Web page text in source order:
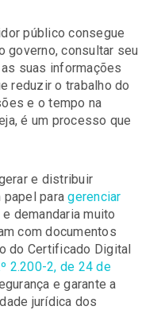
público consegue
governo, consultar seu
suas informações
reduzir o trabalho do
e o tempo na
é um processo que
e distribuir
papel paragerenciar
demandaria muito
com documentos
do Certificado Digital
2.200-2, de 24 de
e garante a
jurídica dos